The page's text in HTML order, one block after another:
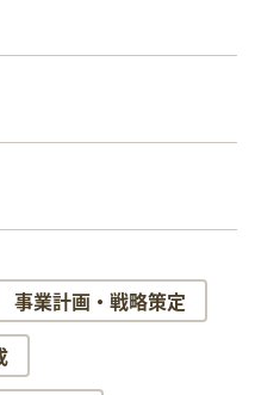
事業計画・戦略策定